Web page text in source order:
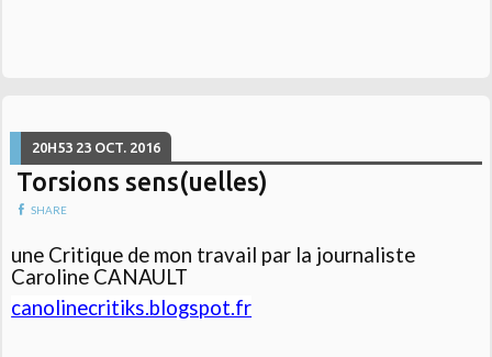
20H53 23 OCT. 2016
Torsions sens(uelles)
SHARE
une Critique de mon travail par la journaliste
Caroline CANAULT
canolinecritiks.blogspot.fr